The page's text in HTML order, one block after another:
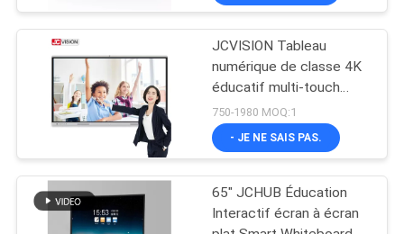
signage numérique
de dessus de table
JCVISION Tableau
numérique de classe 4K
éducatif multi-touch
interactif
750-1980 MOQ:1
- JE NE SAIS PAS.
65" JCHUB Éducation
Interactif écran à écran